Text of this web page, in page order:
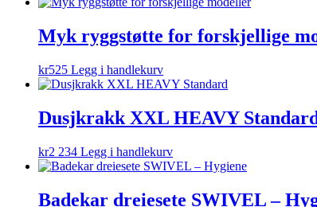
Myk ryggstøtte for forskjellige
kr525 Legg i handlekurv
Dusjkrakk XXL HEAVY
kr2 234 Legg i handlekurv
Badekar dreiesete SWIVEL –